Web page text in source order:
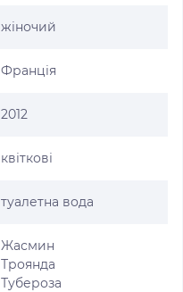
жіночий
Франція
2012
квіткові
туалетна вода
Жасмин
Троянда
Тубероза